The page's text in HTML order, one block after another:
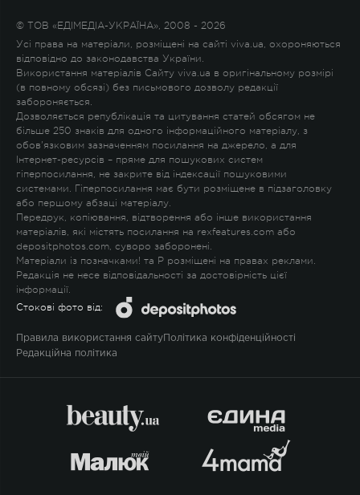
© ТОВ «ЕДІМЕДІА-УКРАЇНА», 2008 - 2026
Усі права на матеріали, розміщені на сайті viva.ua, охороняються
відповідно до законодавства України.
Використання матеріалів Сайту viva.ua в оригінальному розмірі
(в повному обсязі) без письмового дозволу редакції
забороняється.
Дозволяється републікація та цитування статей обсягом не
більше 250 знаків для одного інформаційного матеріалу, з
обов'язковим зазначенням посилання на джерело, а для
Інтернет-ресурсів – пряме для пошукових систем
гіперпосилання, не закрите від індексації пошуковими
системами. Гіперпосилання має бути розміщене в підзаголовку
або першому абзаці матеріалу.
Передрук, копіювання, відтворення або інше використання
матеріалів, які містять посилання на rexfeatures.com або
depositphotos.com, суворо заборонені.
Матеріали із позначками! та P розміщені на правах реклами.
Редакція не несе відповідальності за достовірність цієї
інформації.
Стокові фото від:
Правила використання сайту Політика конфіденційності
Редакційна політика